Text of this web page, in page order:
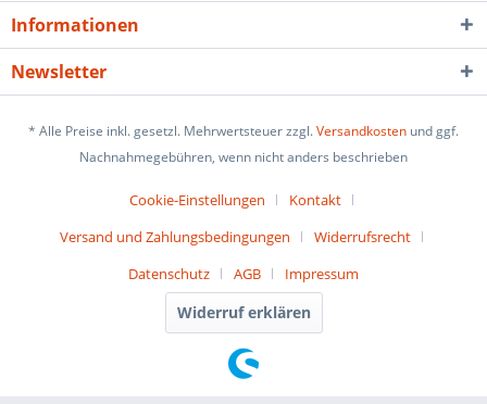
Informationen
Newsletter
* Alle Preise inkl. gesetzl. Mehrwertsteuer zzgl.Versandkosten und ggf.
Nachnahmegebühren, wenn nicht anders beschrieben
Cookie-Einstellungen
Kontakt
Versand und Zahlungsbedingungen
Widerrufsrecht
Datenschutz
AGB Impressum
Widerruf erklären